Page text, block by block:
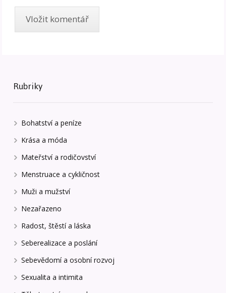
Rubriky
Bohatství a peníze
Krása a móda
Mateřství a rodičovství
Menstruace a cykličnost
Muži a mužství
Nezařazeno
Radost, štěstí a láska
Seberealizace a poslání
Sebevědomí a osobní rozvoj
Sexualita a intimita